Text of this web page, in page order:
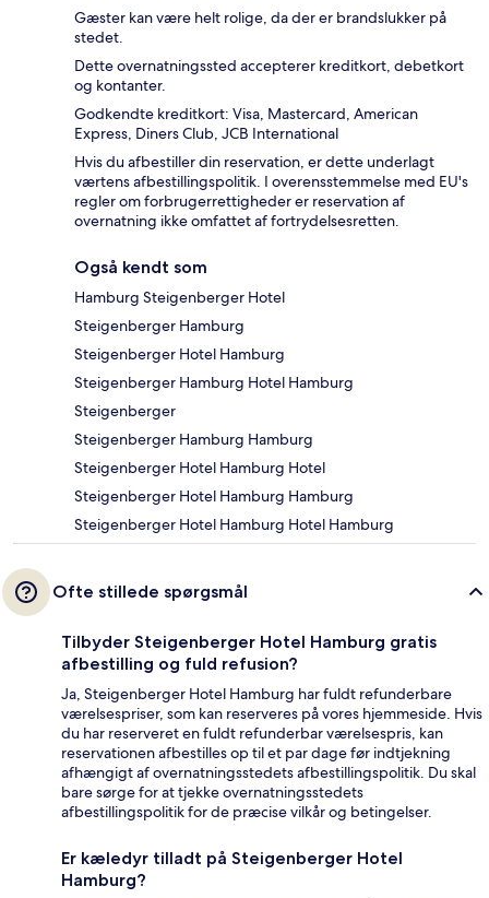
Gæster kan være helt rolige, da der er brandslukker på
stedet.
Dette overnatningssted accepterer kreditkort, debetkort
og kontanter.
Godkendte kreditkort: Visa, Mastercard, American
Express, Diners Club, JCB International
Hvis du afbestiller din reservation, er dette underlagt
værtens afbestillingspolitik. I overensstemmelse med EU's
regler om forbrugerrettigheder er reservation af
overnatning ikke omfattet af fortrydelsesretten.
Også kendt som
Hamburg Steigenberger Hotel
Steigenberger Hamburg
Steigenberger Hotel Hamburg
Steigenberger Hamburg Hotel Hamburg
Steigenberger
Steigenberger Hamburg Hamburg
Steigenberger Hotel Hamburg Hotel
Steigenberger Hotel Hamburg Hamburg
Steigenberger Hotel Hamburg Hotel Hamburg
Ofte stillede spørgsmål
Tilbyder Steigenberger Hotel Hamburg gratis
afbestilling og fuld refusion?
Ja, Steigenberger Hotel Hamburg har fuldt refunderbare
værelsespriser, som kan reserveres på vores hjemmeside. Hvis
du har reserveret en fuldt refunderbar værelsespris, kan
reservationen afbestilles op til et par dage før indtjekning
afhængigt af overnatningsstedets afbestillingspolitik. Du skal
bare sørge for at tjekke overnatningsstedets
afbestillingspolitik for de præcise vilkår og betingelser.
Er kæledyr tilladt på Steigenberger Hotel
Hamburg?